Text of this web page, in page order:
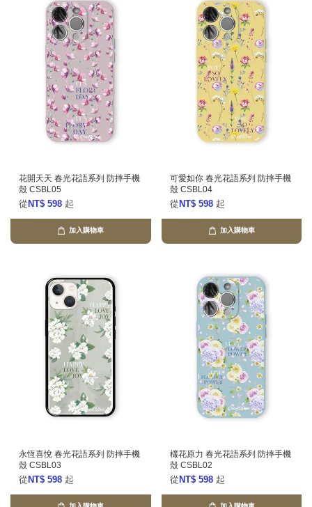
花開天天 春光花語系列 防摔手機
殼 CSBL05
從 NT$ 598 起
加入購物車
可愛如你 春光花語系列 防摔手機
殼 CSBL04
從 NT$ 598 起
加入購物車
永恆喜悅 春光花語系列 防摔手機
殼 CSBL03
從 NT$ 598 起
欉花原力 春光花語系列 防摔手機
殼 CSBL02
從 NT$ 598 起